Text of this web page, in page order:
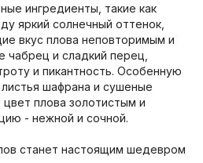
ингредиенты, такие как
яркий солнечный оттенок,
вкус плова неповторимым и
и сладкий перец,
и пикантность. Особенную
шафрана и сушеные
плова золотистым и
- нежной и сочной.
станет настоящим шедевром